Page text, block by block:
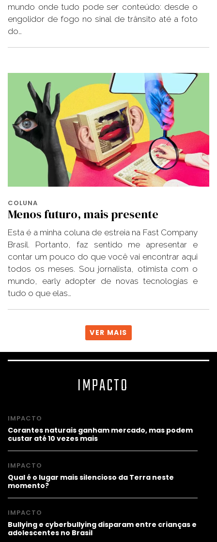
mundo onde tudo pode ser conteúdo: desde o
engolidor de fogo no sinal de trânsito até a foto
do…
COLUNA
Menos futuro, mais presente
Esta é a minha coluna de estreia na Fast Company
Brasil. Portanto, faz sentido me apresentar e
contar um pouco do que você vai encontrar aqui
todos os meses. Sou jornalista, otimista com o
mundo, early adopter de novas tecnologias e
tudo o que elas…
VER MAIS
IMPACTO
IMPACTO
Corantes naturais ganham mercado, mas podem
custar até 10 vezes mais
IMPACTO
Qual é o lugar mais silencioso da Terra neste
momento?
IMPACTO
Bullying e cyberbullying disparam entre crianças e
adolescentes no Brasil